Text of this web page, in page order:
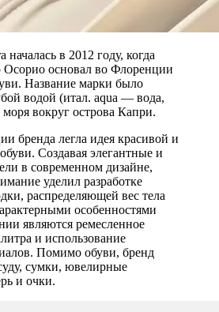
в 2012 году, когда
Осорио основал во Флоренции
Название марки было
водой (итал. aqua — вода,
вокруг острова Капри.
бренда легла идея красивой и
Создавая элегантные и
в современном дизайне,
уделил разработке
распределяющей вес тела
особенностями
являются ремесленное
и использование
Помимо обуви, бренд
сумки, ювелирные
и очки.